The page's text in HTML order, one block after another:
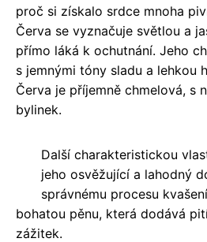
proč si získalo srdce mnoha
Červa se vyznačuje světlou a
přímo láká k ochutnání. Jeho
s jemnými tóny sladu a lehkou
Červa je příjemně chmelová, s
bylinek.
Další charakteristickou
jeho osvěžující a lahodný
správnému procesu
bohatou pěnu, která dodává
zážitek.